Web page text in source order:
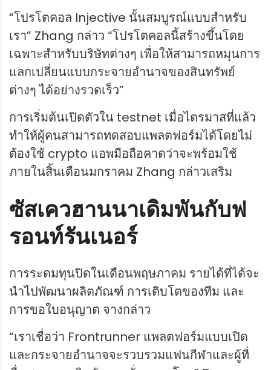
“โปรโตคอล Injective นั้นสมบูรณ์แบบสำหรับ
เรา” Zhang กล่าว “โปรโตคอลนี้สร้างขึ้นโดย
เฉพาะสำหรับบริษัทต่างๆ เพื่อให้สามารถหมุนการ
แลกเปลี่ยนแบบกระจายอำนาจของสินทรัพย์
ต่างๆ ได้อย่างรวดเร็ว”
การเริ่มต้นเปิดตัวใน testnet เมื่อไตรมาสที่แล้ว
ทำให้ผู้คนสามารถทดสอบแพลตฟอร์มได้โดยไม่
ต้องใช้ crypto แอพมือถือคาดว่าจะพร้อมใช้
ภายในสิ้นเดือนมกราคม Zhang กล่าวเสริม
ซัสเควฮานนาเดิมพันกับฟ
รอนท์รันเนอร์
การระดมทุนปิดในเดือนพฤษภาคม รายได้ที่ได้จะ
นำไปพัฒนาผลิตภัณฑ์ การเติบโตของทีม และ
การขอใบอนุญาต จางกล่าว
“เราเชื่อว่า Frontrunner แพลตฟอร์มแบบเปิด
และกระจายอำนาจจะรวบรวมแฟนกีฬาและผู้ที่